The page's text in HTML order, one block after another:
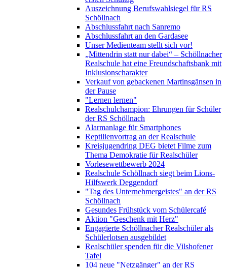
Auszeichnung Berufswahlsiegel für RS
Schöllnach
Abschlussfahrt nach Sanremo
Abschlussfahrt an den Gardasee
Unser Medienteam stellt sich vor!
„Mittendrin statt nur dabei“ – Schöllnacher
Realschule hat eine Freundschaftsbank mit
Inklusionscharakter
Verkauf von gebackenen Martinsgänsen in
der Pause
"Lernen lernen"
Realschulchampion: Ehrungen für Schüler
der RS Schöllnach
Alarmanlage für Smartphones
Reptilienvortrag an der Realschule
Kreisjugendring DEG bietet Filme zum
Thema Demokratie für Realschüler
Vorlesewettbewerb 2024
Realschule Schöllnach siegt beim Lions-
Hilfswerk Deggendorf
"Tag des Unternehmergeistes" an der RS
Schöllnach
Gesundes Frühstück vom Schülercafé
Aktion "Geschenk mit Herz"
Engagierte Schöllnacher Realschüler als
Schülerlotsen ausgebildet
Realschüler spenden für die Vilshofener
Tafel
104 neue "Netzgänger" an der RS